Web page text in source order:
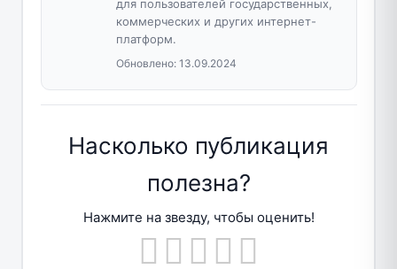
для пользователей государственных,
коммерческих и других интернет-
платформ.
Обновлено: 13.09.2024
Насколько публикация
полезна?
Нажмите на звезду, чтобы оценить!